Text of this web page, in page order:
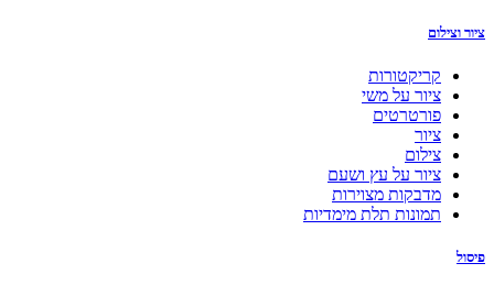
ציור וצילום
קריקטורות
ציור על משי
פורטרטים
ציור
צילום
ציור על עץ ושעם
מדבקות מצוירות
תמונות תלת מימדיות
פיסול